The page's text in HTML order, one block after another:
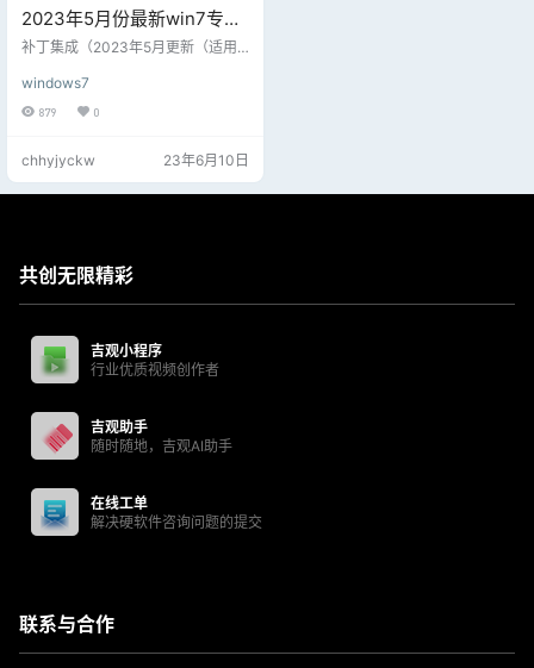
2023年5月份最新win7专业
及旗舰版本32位系统含2个
板可以直接安装含驱动
补丁集成（2023年5月更新（适用
7）标准版Win7系统的补丁是通用
的；经过验证，可以整合到标准版W
23年5月补丁 吉观网盘浏览器直接
下载更快，勿使用迅雷第三方工具
下载 附万能全硬件驱动：https://jjg
windows7
879 0
chhyjyckw 23年6月10日
共创无限精彩
吉观小程序
行业优质视频创作者
吉观助手
随时随地，吉观AI助手
在线工单
解决硬软件咨询问题的提交
联系与合作